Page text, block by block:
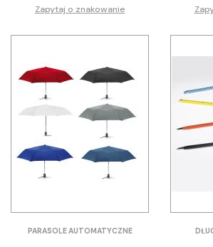
Zapytaj o znakowanie
PARASOLE AUTOMATYCZNE